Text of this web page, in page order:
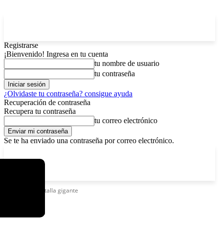
Registrarse
¡Bienvenido! Ingresa en tu cuenta
tu nombre de usuario
tu contraseña
¿Olvidaste tu contraseña? consigue ayuda
Recuperación de contraseña
Recupera tu contraseña
tu correo electrónico
Se te ha enviado una contraseña por correo electrónico.
Pantalla gigante